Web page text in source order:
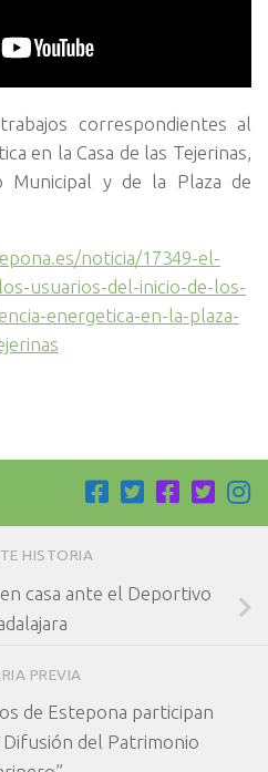
correspondientes al
en la Casa de las Tejerinas,
Municipal y de la Plaza de
noticia/17349-el-
usuarios-del-inicio-de-los-
energetica-en-la-plaza-
HISTORIA
casa ante el Deportivo
PREVIA
de Estepona participan
Difusión del Patrimonio